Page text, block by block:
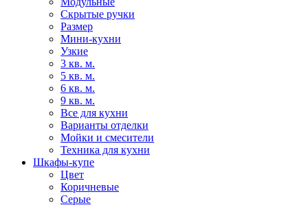
Скрытые ручки
Размер
Мини-кухни
Узкие
3 кв. м.
5 кв. м.
6 кв. м.
9 кв. м.
Все для кухни
Варианты отделки
Мойки и смесители
Техника для кухни
Шкафы-купе
Цвет
Коричневые
Серые